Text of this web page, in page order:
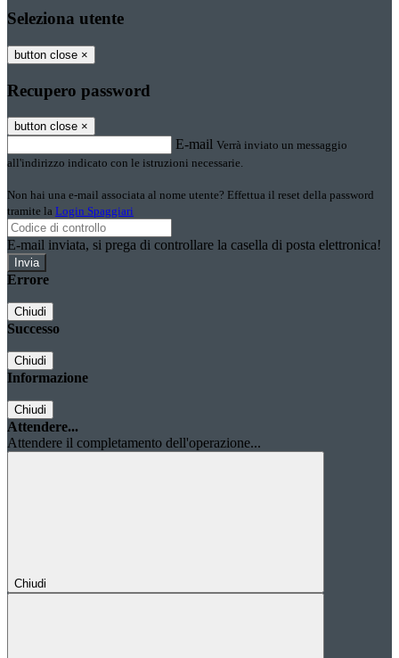
Seleziona utente
button close ×
Recupero password
button close ×
E-mail Verrà inviato un messaggio
all'indirizzo indicato con le istruzioni necessarie.
Non hai una e-mail associata al nome utente? Effettua il reset della password
tramite la Login Spaggiari
E-mail inviata, si prega di controllare la casella di posta elettronica!
Errore
Chiudi
Successo
Chiudi
Informazione
Chiudi
Attendere...
Attendere il completamento dell'operazione...
Chiudi